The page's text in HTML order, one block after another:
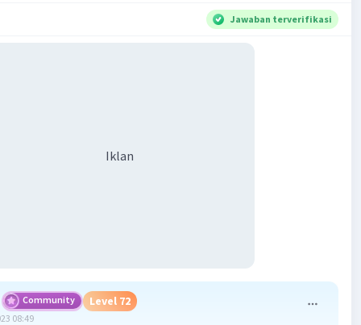
Jawaban terverifikasi
Iklan
Community Level 72
08:49